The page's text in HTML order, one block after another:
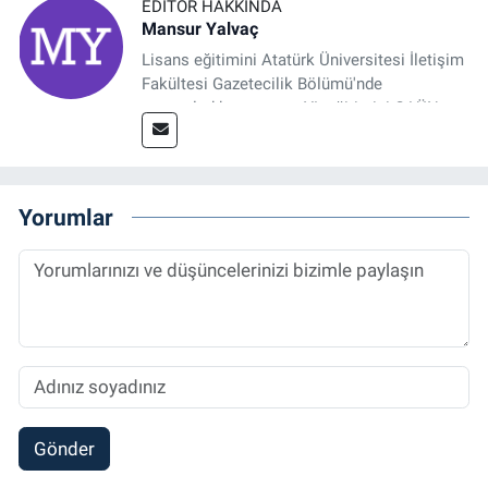
EDITÖR HAKKINDA
Mansur Yalvaç
Lisans eğitimini Atatürk Üniversitesi İletişim
Fakültesi Gazetecilik Bölümü'nde
tamamladıktan sonra, YL eğitimini GAÜN
Sosyal Bilimler Enstitüsü'nde İletişim ve T. D.
Spor, Sağlık ve Ekonomi Editörü olarak
sürdürmektedir.
Yorumlar
Gönder